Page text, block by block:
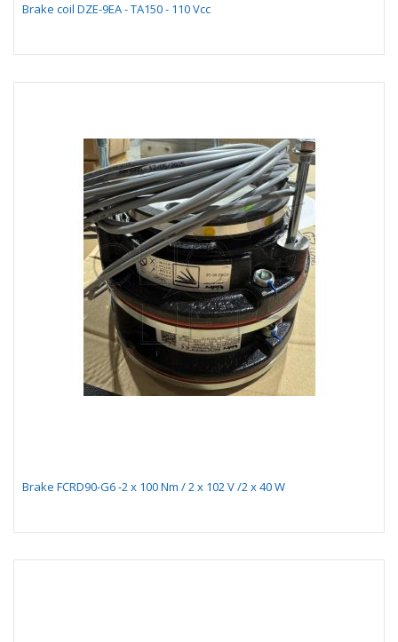
Brake coil DZE-9EA - TA150 - 110 Vcc
Brake FCRD90-G6 -2 x 100 Nm / 2 x 102 V /2 x 40 W